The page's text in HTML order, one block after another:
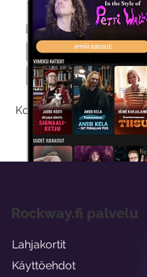
Kokeilemalla ilmaiseksi
Rockway.fi palvelu
Lahjakortit
Käyttöehdot